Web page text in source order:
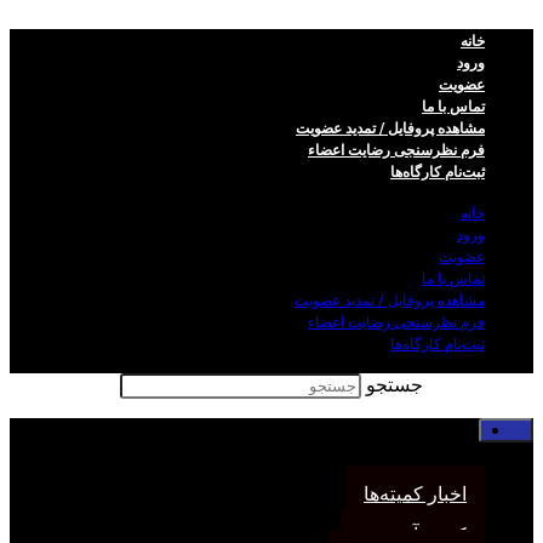
خانه
ورود
عضویت
تماس با ما
مشاهده پروفایل / تمدید عضویت
فرم نظر‌سنجی رضایت اعضاء
ثبت‌نام کارگاه‌ها
خانه
ورود
عضویت
تماس با ما
مشاهده پروفایل / تمدید عضویت
فرم نظر‌سنجی رضایت اعضاء
ثبت‌نام کارگاه‌ها
جستجو
اخبار کمیته‌ها
کمیته آموزش